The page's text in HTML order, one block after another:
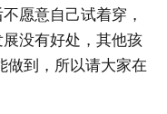
愿意自己试着穿，
没有好处，其他孩
做到，所以请大家在